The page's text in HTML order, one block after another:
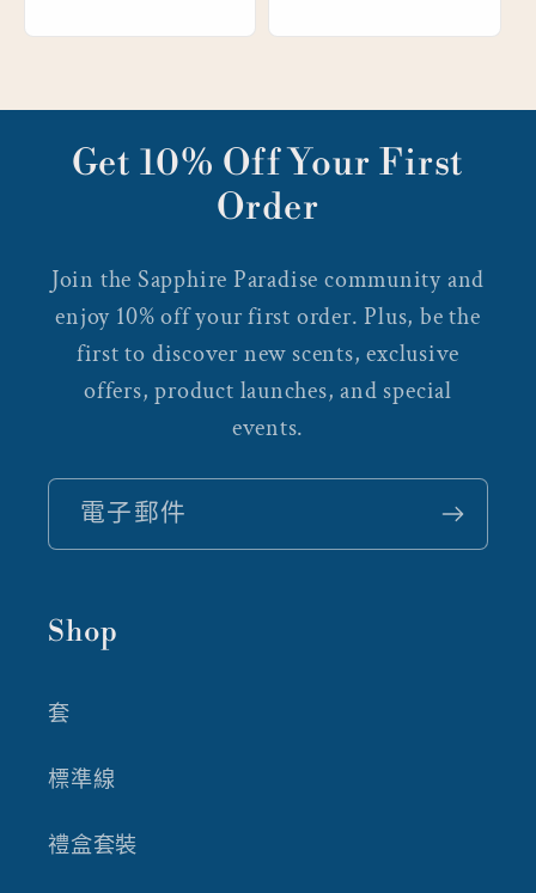
Get 10% Off Your First
Order
Join the Sapphire Paradise community and
enjoy 10% off your first order. Plus, be the
first to discover new scents, exclusive
offers, product launches, and special
events.
電子郵件
Shop
套
標準線
禮盒套裝